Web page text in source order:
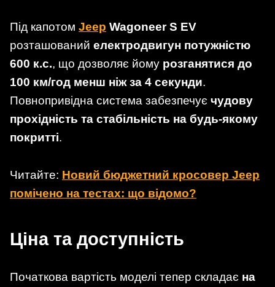
Під капотом Jeep Wagoneer S EV
розташований електродвигун потужністю
600 к.с., що дозволяє йому розганятися до
100 км/год менш ніж за 4 секунди.
Повнопривідна система забезпечує чудову
прохідність та стабільність на будь-якому
покритті.
Читайте: Новий бюджетний кросовер Jeep
помічено на тестах: що відомо?
Ціна та доступність
Початкова вартість моделі тепер складає на